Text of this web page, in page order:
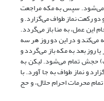
می‌شود. سپس به مکه مراجعت
رکعت نماز طواف می‌گزارد. و
این عمل، به منا باز می‌گردد.
می‌کند و در این دو روز هر سه
روز بعد به مکه باز می‌گردد و
حجش تمام می‌شود. لیکن به
و نماز طواف به جا آورد. با
محرمات احرام حلال، و حج